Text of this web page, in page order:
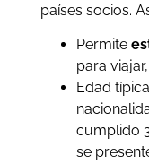
países socios.
Permite
para
Edad
cumplido
se